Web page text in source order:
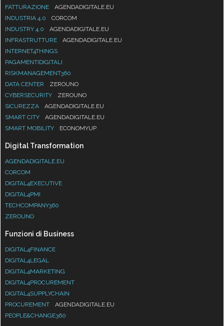
FATTURAZIONE
AGENDADIGITALE.EU
INDUSTRIA 4.0
CORCOM
INDUSTRY 4.0
AGENDADIGITALE.EU
INFRASTRUTTURE
AGENDADIGITALE.EU
INTERNET4THINGS
PAGAMENTIDIGITALI
RISKMANAGEMENT360
DATA CENTER
ZEROUNO
CYBERSECURITY
ZEROUNO
SICUREZZA
AGENDADIGITALE.EU
SMART CITY
AGENDADIGITALE.EU
SMART MOBILITY
ECONOMYUP
Digital Transformation
AGENDADIGITALE.EU
CORCOM
DIGITAL4EXECUTIVE
DIGITAL4PMI
TECHCOMPANY360
ZEROUNO
Funzioni di Business
DIGITAL4FINANCE
DIGITAL4LEGAL
DIGITAL4MARKETING
DIGITAL4PROCUREMENT
DIGITAL4SUPPLYCHAIN
PROCUREMENT
AGENDADIGITALE.EU
PEOPLE&CHANGE360